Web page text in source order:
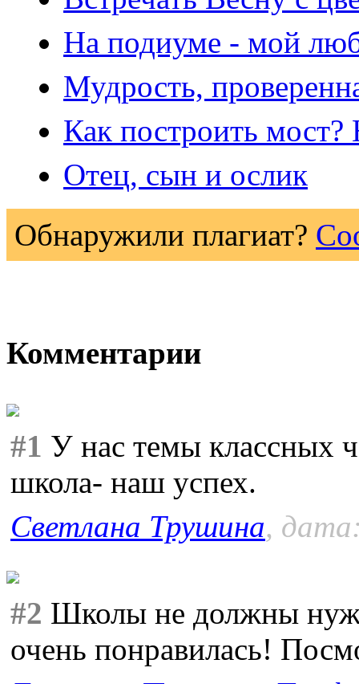
На подиуме - мой
Мудрость,
Как построить мост?
Отец, сын и ослик
Обнаружили плагиат?
Комментарии
#1 У нас темы классных
школа- наш успех.
Светлана Трушина,
#2 Школы не должны
очень понравилась!